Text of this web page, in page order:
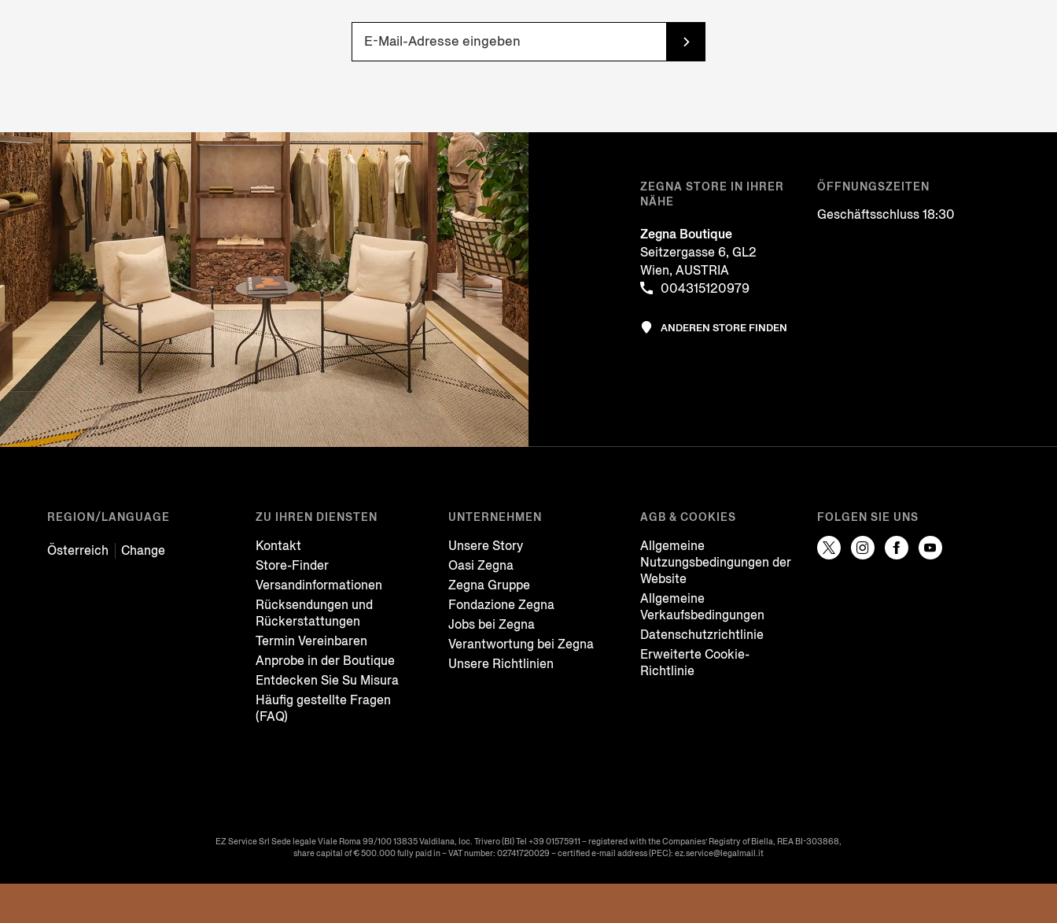
ZEGNA STORE IN IHRER
NÄHE
Zegna Boutique
Seitzergasse 6, GL2
Wien, AUSTRIA
004315120979
ÖFFNUNGSZEITEN
Geschäftsschluss 18:30
ANDEREN STORE FINDEN
REGION/LANGUAGE
Österreich Change
ZU IHREN DIENSTEN
Kontakt
Store-Finder
Versandinformationen
Rücksendungen und
Rückerstattungen
Termin Vereinbaren
Anprobe in der Boutique
Entdecken Sie Su Misura
Häufig gestellte Fragen
(FAQ)
UNTERNEHMEN
Unsere Story
Oasi Zegna
Zegna Gruppe
Fondazione Zegna
Jobs bei Zegna
Verantwortung bei Zegna
Unsere Richtlinien
AGB & COOKIES
Allgemeine
Nutzungsbedingungen der
Website
Allgemeine
Verkaufsbedingungen
Datenschutzrichtlinie
Erweiterte Cookie-
Richtlinie
FOLGEN SIE UNS
EZ Service Srl Sede legale Viale Roma 99/100 13835 Valdilana, loc. Trivero (BI) Tel +39 01575911 – registered with the Companies’ Registry of Biella, REA BI-303868,
share capital of € 500.000 fully paid in – VAT number: 02741720029 – certified e-mail address (PEC): ez.service@legalmail.it